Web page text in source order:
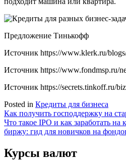
Предложение Тинькофф
Источник https://www.klerk.ru/
Источник https://www.fondmsp.ru/
Источник https://secrets.tinkoff.ru/
Posted in Кредиты для бизнеса
Навигация
по
Как получить господдержку на
Что такое IPO и как заработать
биржу: гид для новичков на
Курсы валют